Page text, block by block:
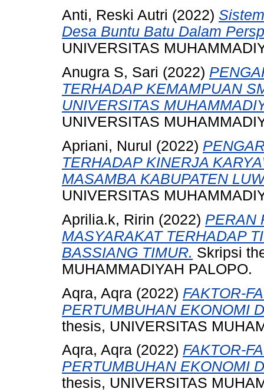
Anti, Reski Autri (2022)
Desa Buntu Batu Dalam
UNIVERSITAS
Anugra S, Sari (2022)
TERHADAP KEMAMPUAN
UNIVERSITAS
UNIVERSITAS
Apriani, Nurul (2022)
TERHADAP KINERJA
MASAMBA KABUPATEN
UNIVERSITAS
Aprilia.k, Ririn (2022) PERAN
MASYARAKAT TERHADAP
BASSIANG TIMUR. Skripsi
MUHAMMADIYAH PALOPO.
Aqra, Aqra (2022) FAKTOR-
PERTUMBUHAN EKONOMI
thesis, UNIVERSITAS
Aqra, Aqra (2022) FAKTOR-
PERTUMBUHAN EKONOMI
thesis, UNIVERSITAS